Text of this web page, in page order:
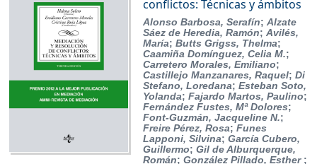
conflictos: Técnicas y ámbitos
Alonso Barbosa, Serafín; Alzate
Sáez de Heredia, Ramón; Avilés,
María; Butts Grigss, Thelma;
Caamiña Domínguez, Celia M.;
Carretero Morales, Emiliano;
Castillejo Manzanares, Raquel; Di
Stefano, Loredana; Esteban Soto,
Yolanda; Fajardo Martos, Paulino;
Fernández Fustes, Mª Dolores;
Font-Guzmán, Jacqueline N.;
Freire Pérez, Rosa; Funes
Lapponi, Silvina; García Cubero,
Guillermo; Gil de Alburquerque,
Román; González Pillado, Esther ;